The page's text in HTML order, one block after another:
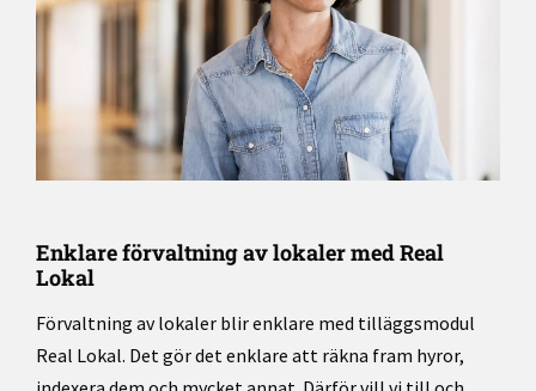
Enklare förvaltning av lokaler med Real
Lokal
Förvaltning av lokaler blir enklare med tilläggsmodul
Real Lokal. Det gör det enklare att räkna fram hyror,